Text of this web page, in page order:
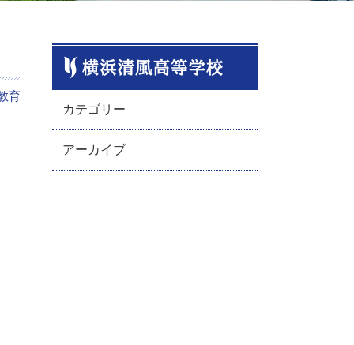
育
カテゴリー
アーカイブ